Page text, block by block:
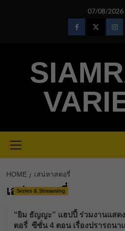
07/08/2026
FacebookTwitter
Menu
HOME เสน่หาสตอรี่
เสน่หาสตอรี่
Series & Streaming
“ยิม ธัญญะ” แฮปปี้ ร่วมงานแสด
ตอรี่ ซีซั่น 4 ตอน เรื่องปรารถนา